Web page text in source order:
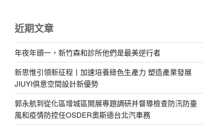
近期文章
年夜年頭一，新竹森和診所他們是最美逆行者
新思惟引領新征程丨加速培養綠色生產力 塑造產業發展
JIUYI俱意空間設計新優勢
郭永航到從化區增城區開展專題調研并督導檢查防汛防臺
風和疫情防控任OSDER奧斯德台北汽車務